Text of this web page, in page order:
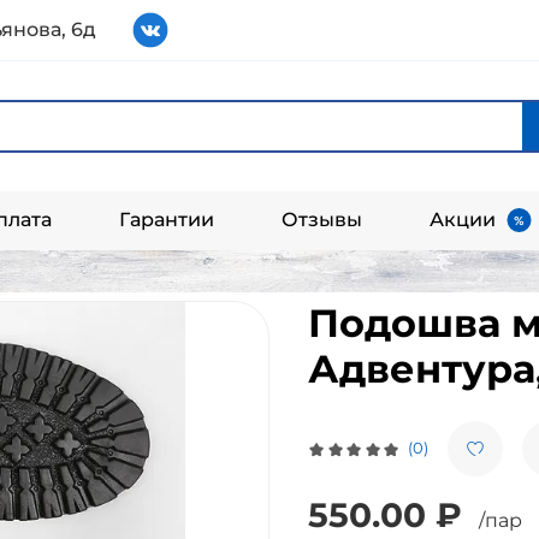
6д
Гарантии Отзывы Акции
(0)
Подошва
550.00 ₽ /пар